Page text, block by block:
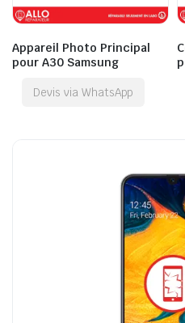
Appareil Photo Principal
pour A30 Samsung
Devis via WhatsApp